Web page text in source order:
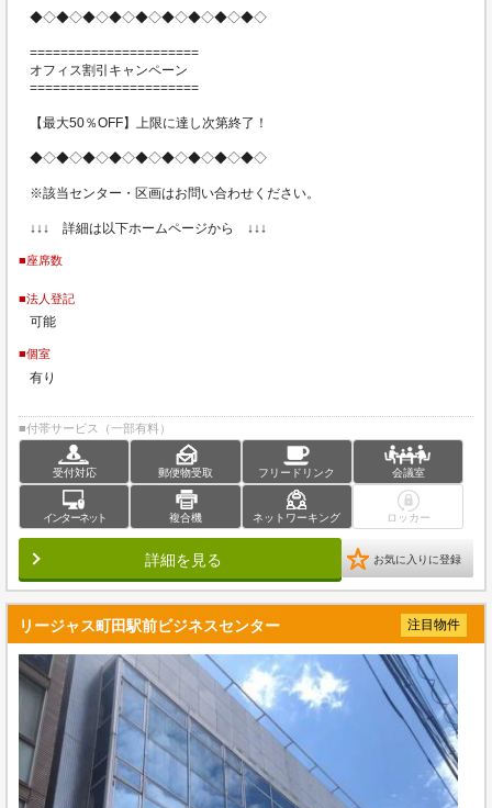
◆◇◆◇◆◇◆◇◆◇◆◇◆◇◆◇◆◇
======================
オフィス割引キャンペーン
======================
【最大50％OFF】上限に達し次第終了！
◆◇◆◇◆◇◆◇◆◇◆◇◆◇◆◇◆◇
※該当センター・区画はお問い合わせください。
↓↓↓ 詳細は以下ホームページから ↓↓↓
■座席数
■法人登記
可能
■個室
有り
■付帯サービス（一部有料）
受付対応 郵便物受取 フリードリンク 会議室
インターネット 複合機 ネットワーキング ロッカー
詳細を見る お気に入りに登録
リージャス町田駅前ビジネスセンター 注目物件